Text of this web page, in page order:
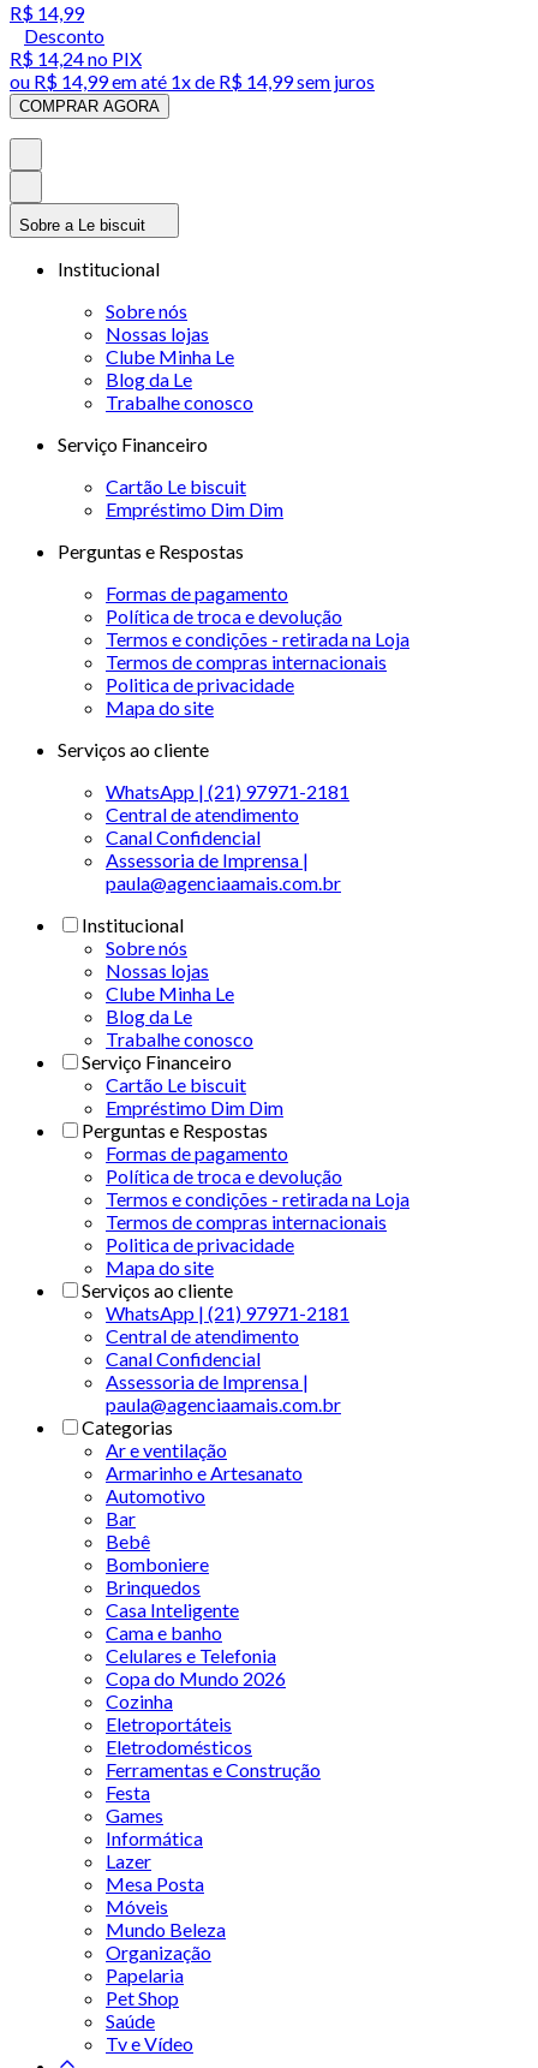
R$ 14,99
Desconto
R$ 14,24no PIX
ou R$ 14,99em até 1x de R$ 14,99sem juros
COMPRAR AGORA
Sobre a Le biscuit
Institucional
Sobre nós
Nossas lojas
Clube Minha Le
Blog da Le
Trabalhe conosco
Serviço Financeiro
Cartão Le biscuit
Empréstimo Dim Dim
Perguntas e Respostas
Formas de pagamento
Política de troca e devolução
Termos e condições - retirada na Loja
Termos de compras internacionais
Politica de privacidade
Mapa do site
Serviços ao cliente
WhatsApp | (21) 97971-2181
Central de atendimento
Canal Confidencial
Assessoria de Imprensa |
paula@agenciaamais.com.br
Institucional
Sobre nós
Nossas lojas
Clube Minha Le
Blog da Le
Trabalhe conosco
Serviço Financeiro
Cartão Le biscuit
Empréstimo Dim Dim
Perguntas e Respostas
Formas de pagamento
Política de troca e devolução
Termos e condições - retirada na Loja
Termos de compras internacionais
Politica de privacidade
Mapa do site
Serviços ao cliente
WhatsApp | (21) 97971-2181
Central de atendimento
Canal Confidencial
Assessoria de Imprensa |
paula@agenciaamais.com.br
Categorias
Ar e ventilação
Armarinho e Artesanato
Automotivo
Bar
Bebê
Bomboniere
Brinquedos
Casa Inteligente
Cama e banho
Celulares e Telefonia
Copa do Mundo 2026
Cozinha
Eletroportáteis
Eletrodomésticos
Ferramentas e Construção
Festa
Games
Informática
Lazer
Mesa Posta
Móveis
Mundo Beleza
Organização
Papelaria
Pet Shop
Saúde
Tv e Vídeo